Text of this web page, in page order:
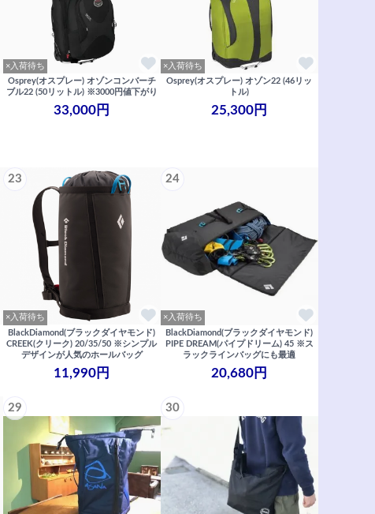
×入荷待ち
Osprey(オスプレー) オゾンコンバーチ
ブル22 (50リットル) ※3000円値下がり
33,000円
×入荷待ち
Osprey(オスプレー) オゾン22 (46リッ
トル)
25,300円
23
×入荷待ち
BlackDiamond(ブラックダイヤモンド)
CREEK(クリーク) 20/35/50 ※シンプル
デザインが人気のホールバッグ
11,990円
24
×入荷待ち
BlackDiamond(ブラックダイヤモンド)
PIPE DREAM(パイプドリーム) 45 ※ス
ラックラインバッグにも最適
20,680円
29 30